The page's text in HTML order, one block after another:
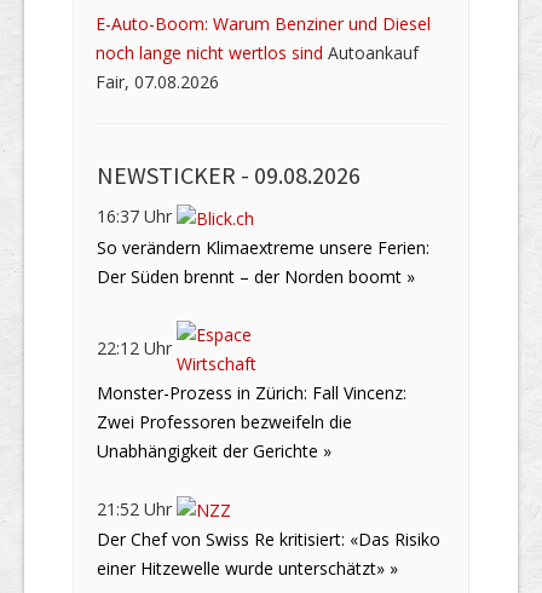
E-Auto-Boom: Warum Benziner und Diesel
noch lange nicht wertlos sind Autoankauf
Fair, 07.08.2026
NEWSTICKER - 09.08.2026
16:37 Uhr
So verändern Klimaextreme unsere Ferien:
Der Süden brennt – der Norden boomt »
22:12 Uhr
Monster-Prozess in Zürich: Fall Vincenz:
Zwei Professoren bezweifeln die
Unabhängigkeit der Gerichte »
21:52 Uhr
Der Chef von Swiss Re kritisiert: «Das Risiko
einer Hitzewelle wurde unterschätzt» »